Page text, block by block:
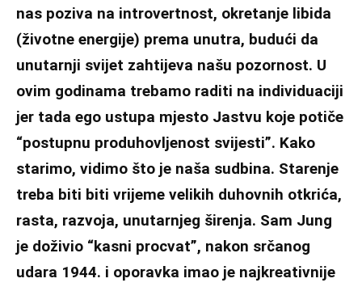
nas poziva na introvertnost, okretanje libida
(životne energije) prema unutra, budući da
unutarnji svijet zahtijeva našu pozornost. U
ovim godinama trebamo raditi na individuaciji
jer tada ego ustupa mjesto Jastvu koje potiče
“postupnu produhovljenost svijesti”. Kako
starimo, vidimo što je naša sudbina. Starenje
treba biti biti vrijeme velikih duhovnih otkrića,
rasta, razvoja, unutarnjeg širenja. Sam Jung
je doživio “kasni procvat”, nakon srčanog
udara 1944. i oporavka imao je najkreativnije